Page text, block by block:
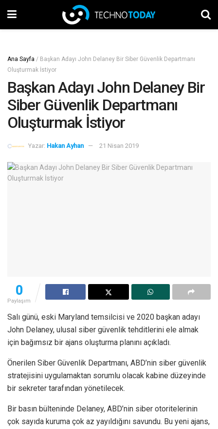
Ana Sayfa / Başkan Adayı John Delaney Bir Siber Güvenlik Departmanı
Oluşturmak İstiyor
Başkan Adayı John Delaney Bir
Siber Güvenlik Departmanı
Oluşturmak İstiyor
Yazar: Hakan Ayhan 21 Nisan 2019
0
Paylaşım
Salı günü, eski Maryland temsilcisi ve 2020 başkan adayı
John Delaney, ulusal siber güvenlik tehditlerini ele almak
için bağımsız bir ajans oluşturma planını açıkladı.
Önerilen Siber Güvenlik Departmanı, ABD’nin siber güvenlik
stratejisini uygulamaktan sorumlu olacak kabine düzeyinde
bir sekreter tarafından yönetilecek.
Bir basın bülteninde Delaney, ABD’nin siber otoritelerinin
çok sayıda kuruma çok az yayıldığını savundu. Bu yeni ajans,